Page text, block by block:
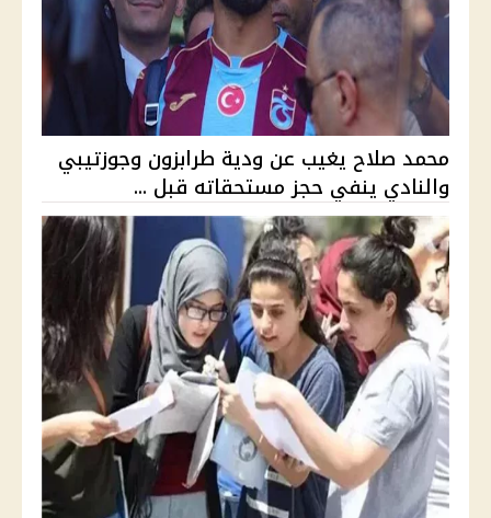
محمد صلاح يغيب عن ودية طرابزون وجوزتيبي
والنادي ينفي حجز مستحقاته قبل ...